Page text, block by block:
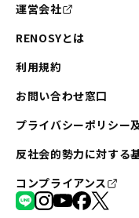
運営会社
RENOSYとは
利用規約
お問い合わせ窓口
プライバシーポリシー
反社会的勢力に対する
コンプライアンス